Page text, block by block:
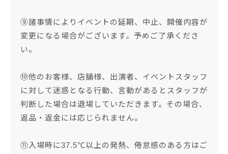
⑨諸事情によりイベントの延期、中止、開催内容が
変更になる場合がございます。予めご了承くださ
い。
⑩他のお客様、店舗様、出演者、イベントスタッフ
に対して迷惑となる行動、言動があるとスタッフが
判断した場合は退場していただきます。その場合、
返品・返金には応じられません。
⑪入場時に37.5℃以上の発熱、倦怠感のある方はご